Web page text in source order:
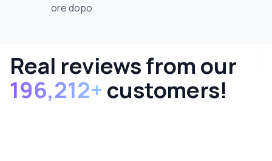
ore dopo.
Real reviews from our
196,212+ customers!